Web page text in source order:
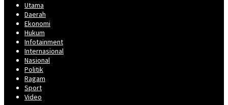
Utama
Daerah
Ekonomi
Hukum
Infotainment
Internasional
Nasional
Politik
Ragam
Sport
Video